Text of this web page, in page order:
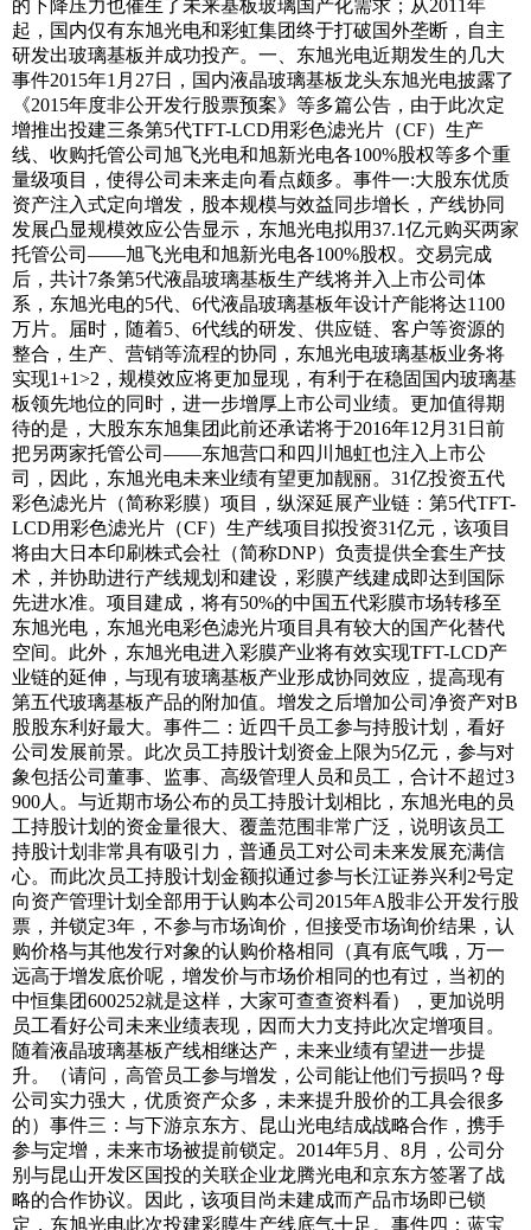
的下降压力也催生了未来基板玻璃国产化需求；从2011年
起，国内仅有东旭光电和彩虹集团终于打破国外垄断，自主
研发出玻璃基板并成功投产。一、东旭光电近期发生的几大
事件2015年1月27日，国内液晶玻璃基板龙头东旭光电披露了
《2015年度非公开发行股票预案》等多篇公告，由于此次定
增推出投建三条第5代TFT-LCD用彩色滤光片（CF）生产
线、收购托管公司旭飞光电和旭新光电各100%股权等多个重
量级项目，使得公司未来走向看点颇多。事件一:大股东优质
资产注入式定向增发，股本规模与效益同步增长，产线协同
发展凸显规模效应公告显示，东旭光电拟用37.1亿元购买两家
托管公司——旭飞光电和旭新光电各100%股权。交易完成
后，共计7条第5代液晶玻璃基板生产线将并入上市公司体
系，东旭光电的5代、6代液晶玻璃基板年设计产能将达1100
万片。届时，随着5、6代线的研发、供应链、客户等资源的
整合，生产、营销等流程的协同，东旭光电玻璃基板业务将
实现1+1>2，规模效应将更加显现，有利于在稳固国内玻璃基
板领先地位的同时，进一步增厚上市公司业绩。更加值得期
待的是，大股东东旭集团此前还承诺将于2016年12月31日前
把另两家托管公司——东旭营口和四川旭虹也注入上市公
司，因此，东旭光电未来业绩有望更加靓丽。31亿投资五代
彩色滤光片（简称彩膜）项目，纵深延展产业链：第5代TFT-
LCD用彩色滤光片（CF）生产线项目拟投资31亿元，该项目
将由大日本印刷株式会社（简称DNP）负责提供全套生产技
术，并协助进行产线规划和建设，彩膜产线建成即达到国际
先进水准。项目建成，将有50%的中国五代彩膜市场转移至
东旭光电，东旭光电彩色滤光片项目具有较大的国产化替代
空间。此外，东旭光电进入彩膜产业将有效实现TFT-LCD产
业链的延伸，与现有玻璃基板产业形成协同效应，提高现有
第五代玻璃基板产品的附加值。增发之后增加公司净资产对B
股股东利好最大。事件二：近四千员工参与持股计划，看好
公司发展前景。此次员工持股计划资金上限为5亿元，参与对
象包括公司董事、监事、高级管理人员和员工，合计不超过3
900人。与近期市场公布的员工持股计划相比，东旭光电的员
工持股计划的资金量很大、覆盖范围非常广泛，说明该员工
持股计划非常具有吸引力，普通员工对公司未来发展充满信
心。而此次员工持股计划金额拟通过参与长江证券兴利2号定
向资产管理计划全部用于认购本公司2015年A股非公开发行股
票，并锁定3年，不参与市场询价，但接受市场询价结果，认
购价格与其他发行对象的认购价格相同（真有底气哦，万一
远高于增发底价呢，增发价与市场价相同的也有过，当初的
中恒集团600252就是这样，大家可查查资料看），更加说明
员工看好公司未来业绩表现，因而大力支持此次定增项目。
随着液晶玻璃基板产线相继达产，未来业绩有望进一步提
升。（请问，高管员工参与增发，公司能让他们亏损吗？母
公司实力强大，优质资产众多，未来提升股价的工具会很多
的）事件三：与下游京东方、昆山光电结成战略合作，携手
参与定增，未来市场被提前锁定。2014年5月、8月，公司分
别与昆山开发区国投的关联企业龙腾光电和京东方签署了战
略的合作协议。因此，该项目尚未建成而产品市场即已锁
定，东旭光电此次投建彩膜生产线底气十足。事件四：蓝宝